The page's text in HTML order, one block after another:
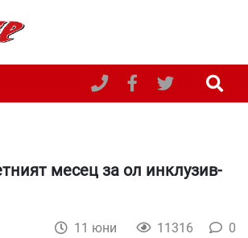
месец за ол инклузив-
11 юни 11316 0